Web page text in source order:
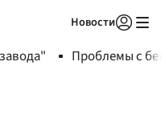
Новости
Проблемы с